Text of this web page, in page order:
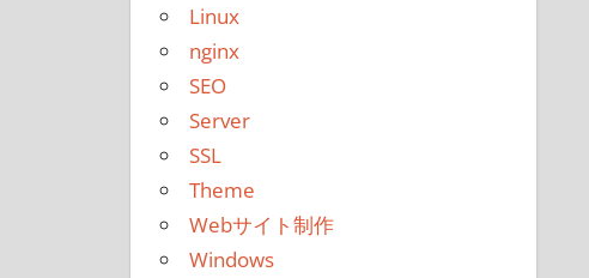
Linux
nginx
SEO
Server
SSL
Theme
Webサイト制作
Windows